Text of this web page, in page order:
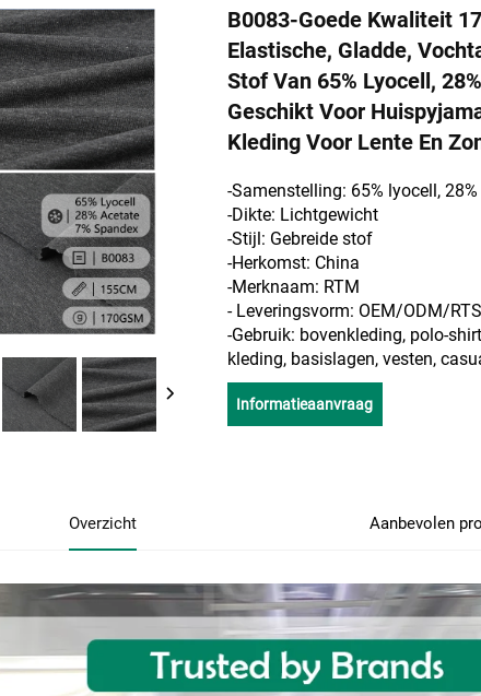
B0083-Goede Kwaliteit
Elastische, Gladde,
Stof Van 65% Lyocell,
Geschikt Voor
Kleding Voor Lente En
-Samenstelling: 65% lyocell,
-Dikte: Lichtgewicht
-Stijl: Gebreide stof
-Herkomst: China
-Merknaam: RTM
- Leveringsvorm: OEM/ODM/RTS
-Gebruik: bovenkleding, polo-
kleding, basislagen, vesten,
Informatieaanvraag
Overzicht Aanbevolen